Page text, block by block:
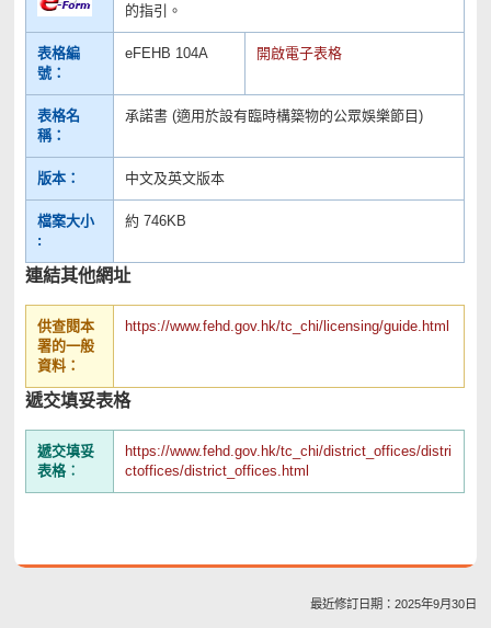
的指引。
表格編
號：
eFEHB 104A 開啟電子表格
表格名
稱：
承諾書 (適用於設有臨時構築物的公眾娛樂節目)
版本： 中文及英文版本
檔案大小
:
約 746KB
連結其他網址
供查閱本
署的一般
資料：
https://www.fehd.gov.hk/tc_chi/licensing/guide.html
遞交填妥表格
遞交填妥
表格︰
https://www.fehd.gov.hk/tc_chi/district_offices/distri
ctoffices/district_offices.html
最近修訂日期：2025年9月30日